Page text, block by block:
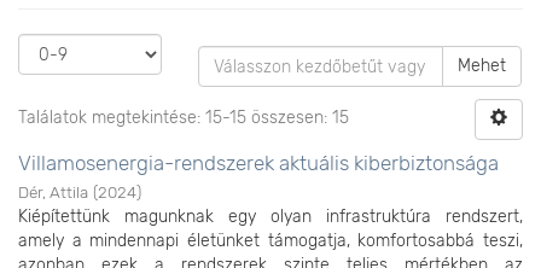
Mehet
Találatok megtekintése: 15-15 összesen: 15
Villamosenergia-rendszerek aktuális kiberbiztonsága
Dér, Attila (2024)
Kiépítettünk magunknak egy olyan infrastruktúra rendszert,
amely a mindennapi életünket támogatja, komfortosabbá teszi,